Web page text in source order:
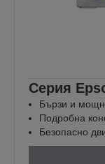
Серия
Бързи и
Подробна
Безопасно